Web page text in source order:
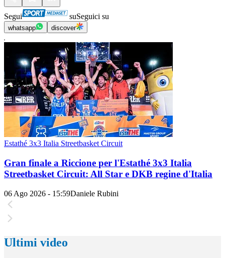
Segui suSeguici su
whatsapp discover
Estathé 3x3 Italia Streetbasket Circuit
Gran finale a Riccione per l'Estathé 3x3 Italia
Streetbasket Circuit: All Star e DKB regine d'Italia
06 Ago 2026 - 15:59Daniele Rubini
Ultimi video